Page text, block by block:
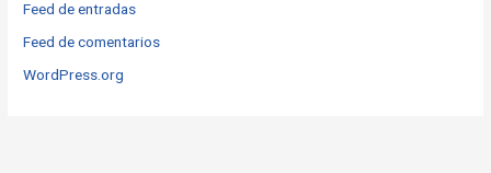
Feed de entradas
Feed de comentarios
WordPress.org